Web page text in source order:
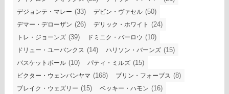
デジョンテ・マレー (33) デビン・ヴァセル (50)
デマー・デローザン (26) デリック・ホワイト (24)
トレ・ジョーンズ (39) ドミニク・バーロウ (10)
ドリュー・ユーバンクス (14) ハリソン・バーンズ (15)
バスケットボール (10) パティ・ミルズ (15)
ビクター・ウェンバンヤマ (168) ブリン・フォーブス (8)
ブレイク・ウェズリー (15) ベッキー・ハモン (16)